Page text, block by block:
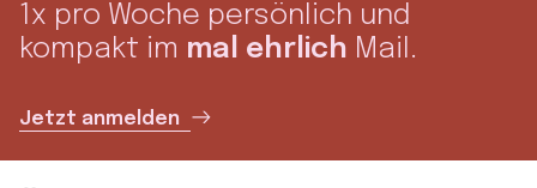
1x pro Woche persönlich und
kompakt im mal ehrlich Mail.
Jetzt anmelden